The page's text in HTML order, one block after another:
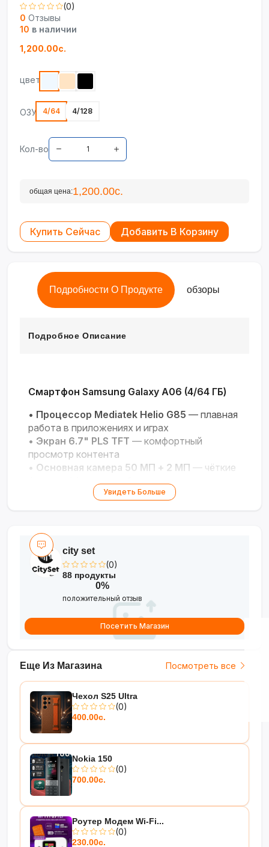
(0)
0 Отзывы
10 в наличии
1,200.00с.
цвет
ОЗУ 4/64 4/128
Кол-во
общая цена:1,200.00с.
Купить Сейчас Добавить В Корзину
Подробности О Продукте обзоры
Подробное Описание
Смартфон Samsung Galaxy A06 (4/64 ГБ)
• Процессор Mediatek Helio G85 — плавная
работа в приложениях и играх
• Экран 6.7" PLS TFT — комфортный
просмотр контента
• Основная камера 50 МП + 2 МП — чёткие
Аккумулятор 5000 мА·ч с зарядкой 25
безопасная разблокировка
Официальная гарантия 1 год
зарегистрирован производителем
Увидеть Больше
Еще Из Магазина Посмотреть все
Чехол S25 Ultra
(0)
400.00с.
Nokia 150
(0)
700.00с.
Роутер Модем Wi-Fi...
(0)
230.00с.
city set
(0)
88 продукты
0%
положительный отзыв
Посетить Магазин